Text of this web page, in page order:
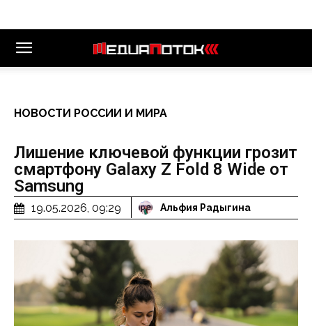
НОВОСТИ РОССИИ И МИРА
Лишение ключевой функции грозит
смартфону Galaxy Z Fold 8 Wide от
Samsung
19.05.2026, 09:29 Альфия Радыгина